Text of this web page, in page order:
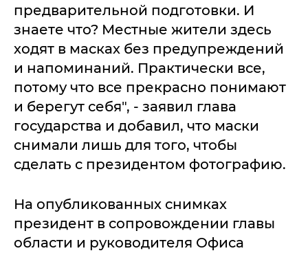
предварительной подготовки. И
знаете что? Местные жители здесь
ходят в масках без предупреждений
и напоминаний. Практически все,
потому что все прекрасно понимают
и берегут себя", - заявил глава
государства и добавил, что маски
снимали лишь для того, чтобы
сделать с президентом фотографию.
На опубликованных снимках
президент в сопровождении главы
области и руководителя Офиса